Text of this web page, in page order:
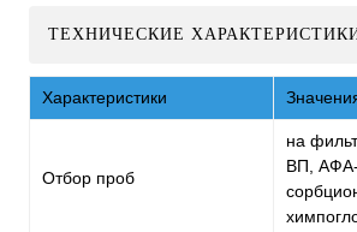
ТЕХНИЧЕСКИЕ
Характеристики
Отбор проб
на
ВП,